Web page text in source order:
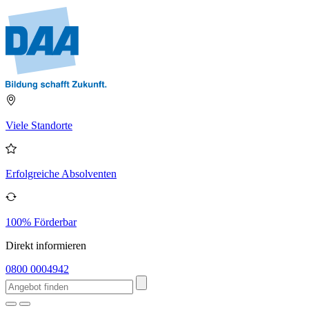
Viele Standorte
Erfolgreiche Absolventen
100% Förderbar
Direkt informieren
0800 0004942